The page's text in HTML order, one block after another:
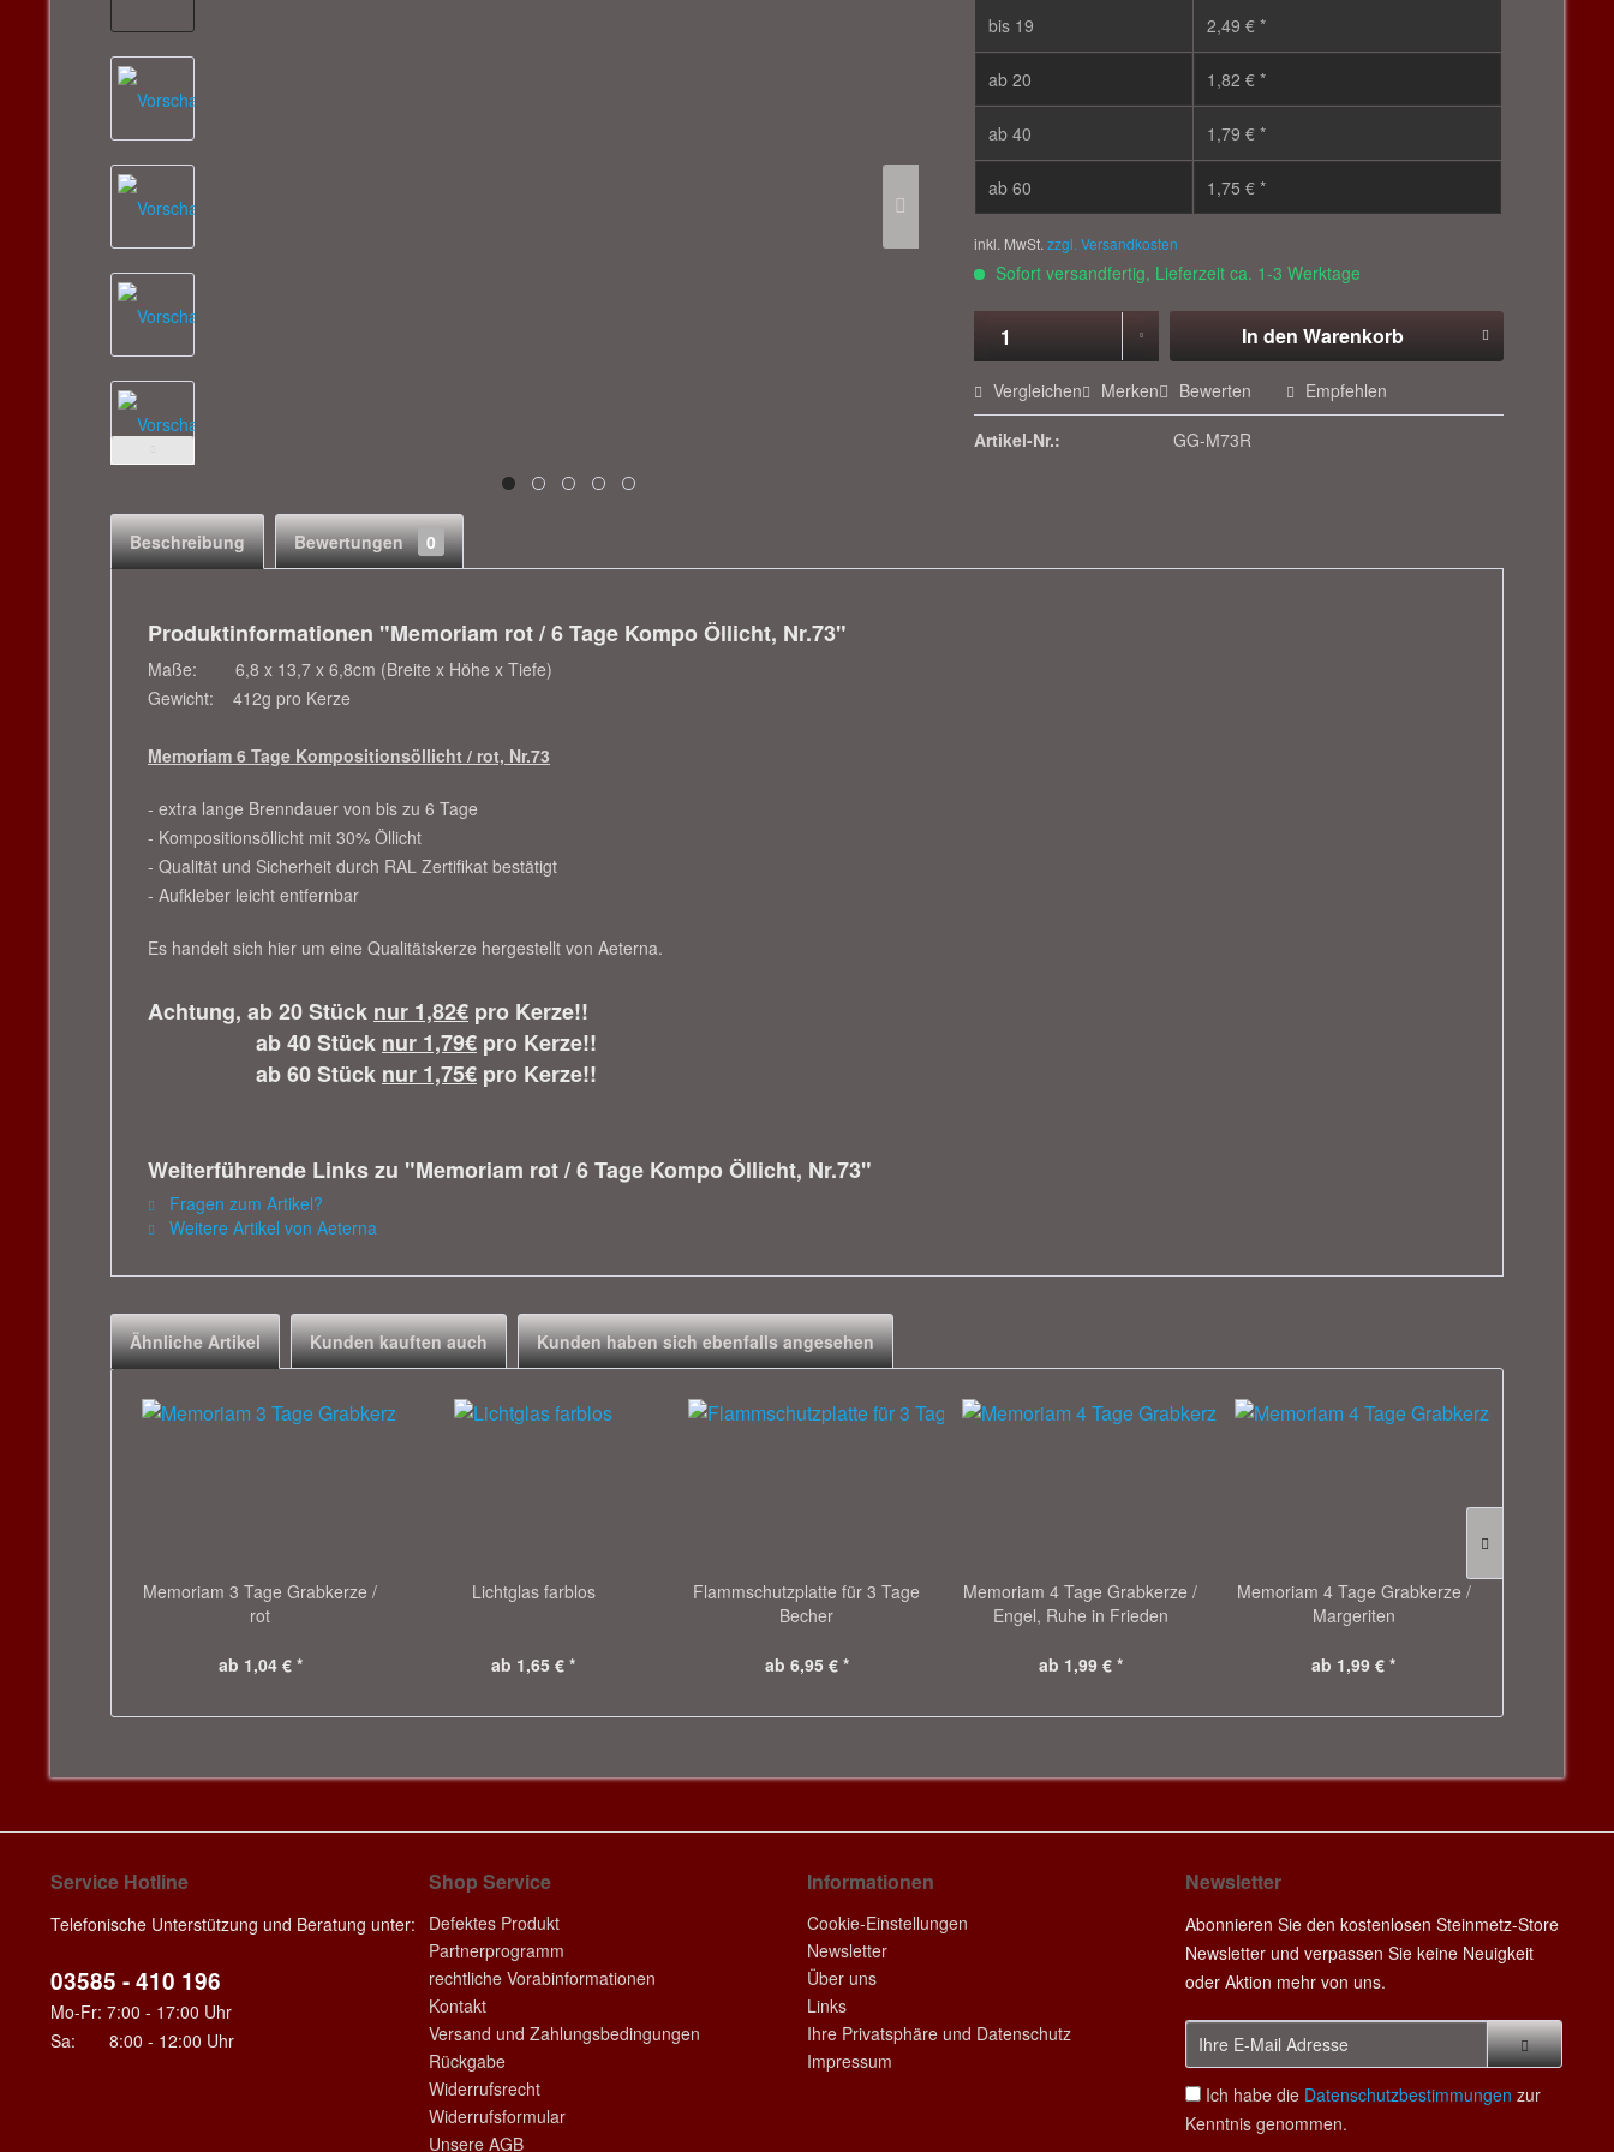
bis 19 2,49 € *
ab20 1,82 € *
ab40 1,79 € *
ab60 1,75 € *
inkl. MwSt.zzgl. Versandkosten
Sofort versandfertig, Lieferzeit ca. 1-3 Werktage
In den Warenkorb
Vergleichen Merken Bewerten Empfehlen
Artikel-Nr.: GG-M73R
Beschreibung Bewertungen 0
Produktinformationen "Memoriam rot / 6 Tage Kompo Öllicht, Nr.73"
Maße: 6,8 x 13,7 x 6,8cm (Breite x Höhe x Tiefe)
Gewicht: 412g pro Kerze
Memoriam 6 Tage Kompositionsöllicht / rot, Nr.73
- extra lange Brenndauer von bis zu 6 Tage
- Kompositionsöllicht mit 30% Öllicht
- Qualität und Sicherheit durch RAL Zertifikat bestätigt
- Aufkleber leicht entfernbar
Es handelt sich hier um eine Qualitätskerze hergestellt von Aeterna.
Achtung, ab 20 Stück nur 1,82€ pro Kerze!!
ab 40 Stück nur 1,79€ pro Kerze!!
ab 60 Stück nur 1,75€ pro Kerze!!
Weiterführende Links zu "Memoriam rot / 6 Tage Kompo Öllicht, Nr.73"
Fragen zum Artikel?
Weitere Artikel von Aeterna
Ähnliche Artikel Kunden kauften auch Kunden haben sich ebenfalls angesehen
Memoriam 3 Tage Grabkerze /
rot
ab 1,04 € *
Lichtglas farblos
ab 1,65 € *
Flammschutzplatte für 3 Tage
Becher
ab 6,95 € *
Memoriam 4 Tage Grabkerze /
Engel, Ruhe in Frieden
ab 1,99 € *
Memoriam 4 Tage Grabkerze /
Margeriten
ab 1,99 € *
Service Hotline
Telefonische Unterstützung und Beratung unter:
03585 - 410 196
Mo-Fr: 7:00 - 17:00 Uhr
Sa: 8:00 - 12:00 Uhr
Shop Service
Defektes Produkt
Partnerprogramm
rechtliche Vorabinformationen
Kontakt
Versand und Zahlungsbedingungen
Rückgabe
Widerrufsrecht
Widerrufsformular
Unsere AGB
Informationen
Cookie-Einstellungen
Newsletter
Über uns
Links
Ihre Privatsphäre und Datenschutz
Impressum
Newsletter
Abonnieren Sie den kostenlosen Steinmetz-Store
Newsletter und verpassen Sie keine Neuigkeit
oder Aktion mehr von uns.
Ich habe die Datenschutzbestimmungen zur
Kenntnis genommen.